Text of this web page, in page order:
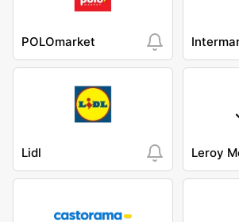
POLOmarket
Lidl Leroy